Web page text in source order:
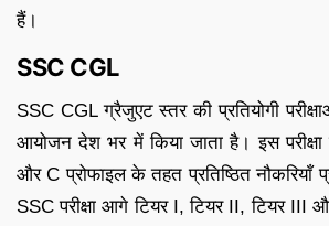
हैं।
SSC CGL
SSC CGL ग्रैजुएट स्तर की प्रतियोगी
आयोजन देश भर में किया जाता है। इस
और C प्रोफाइल के तहत प्रतिष्ठित नौकरियाँ
SSC परीक्षा आगे टियर I, टियर II, टियर III